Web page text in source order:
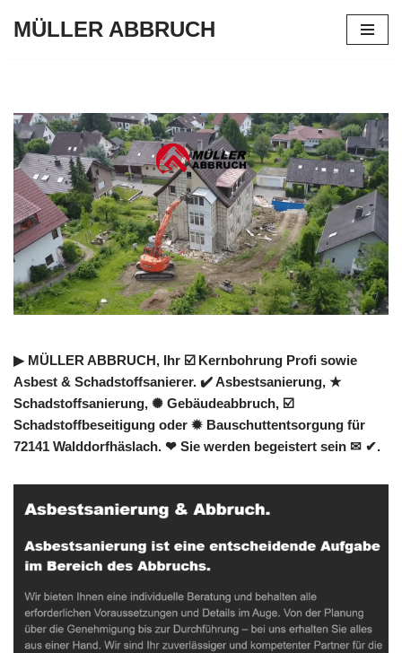
MÜLLER ABBRUCH
▶︎ MÜLLER ABBRUCH, Ihr ☑️ Kernbohrung Profi sowie
Asbest & Schadstoffsanierer. ✔️ Asbestsanierung, ★
Schadstoffsanierung, ✺ Gebäudeabbruch, ☑️
Schadstoffbeseitigung oder ✹ Bauschuttentsorgung für
72141 Walddorfhäslach. ❤ Sie werden begeistert sein ✉ ✔.